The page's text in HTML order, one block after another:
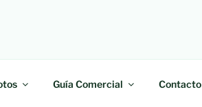
Guía Comercial Contacto